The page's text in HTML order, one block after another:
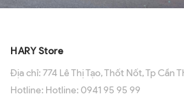
HARY Store
Địa chỉ:774 Lê Thị Tạo, Thốt Nốt, Tp Cần
Hotline: Hotline: 0941 95 95 99